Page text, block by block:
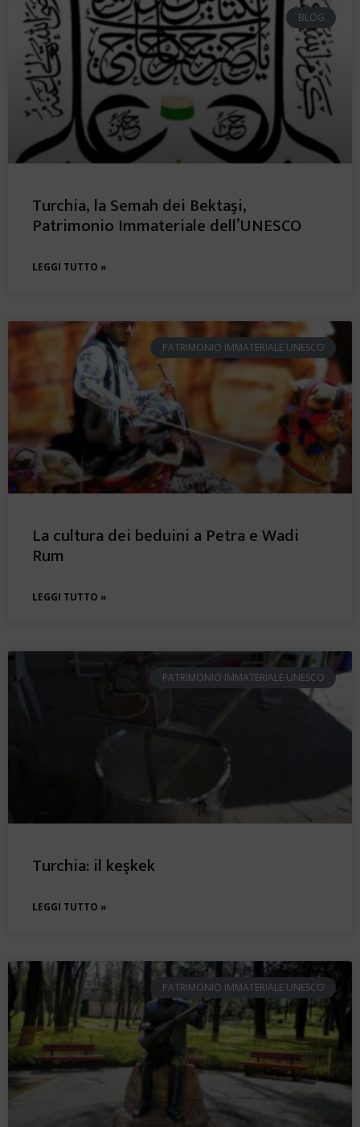
BLOG
Turchia, la Semah dei Bektaşi,
Patrimonio Immateriale dell’UNESCO
LEGGI TUTTO »
PATRIMONIO IMMATERIALE UNESCO
La cultura dei beduini a Petra e Wadi
Rum
LEGGI TUTTO »
PATRIMONIO IMMATERIALE UNESCO
Turchia: il keşkek
LEGGI TUTTO »
PATRIMONIO IMMATERIALE UNESCO